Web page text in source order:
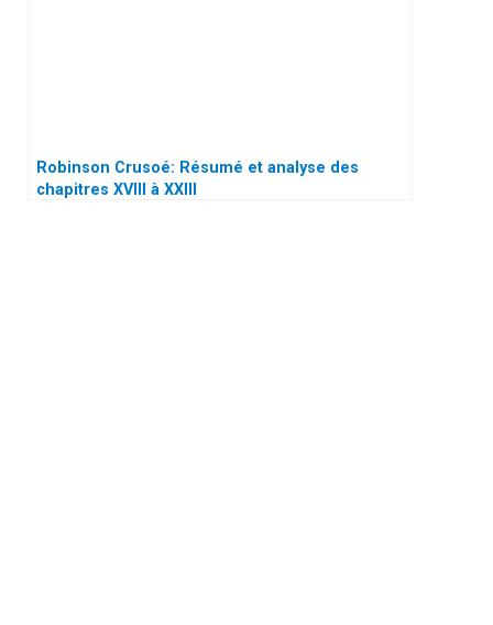
Robinson Crusoé: Résumé et analyse des
chapitres XVIII à XXIII